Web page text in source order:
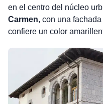
en el centro del núcleo
Carmen, con una
confiere un color